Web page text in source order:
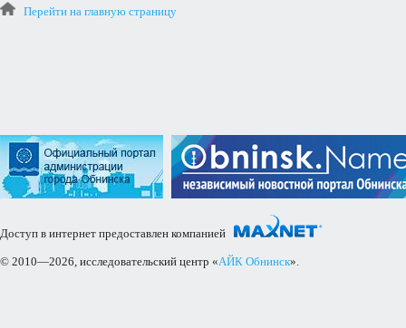
Перейти на главную страницу
Доступ в интернет предоставлен компанией
© 2010—2026, исследовательский центр «АЙК Обнинск».